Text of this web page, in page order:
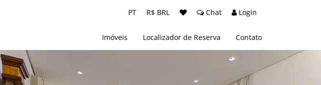
PT R$ BRL Chat Login
Imóveis Localizador de Reserva Contato